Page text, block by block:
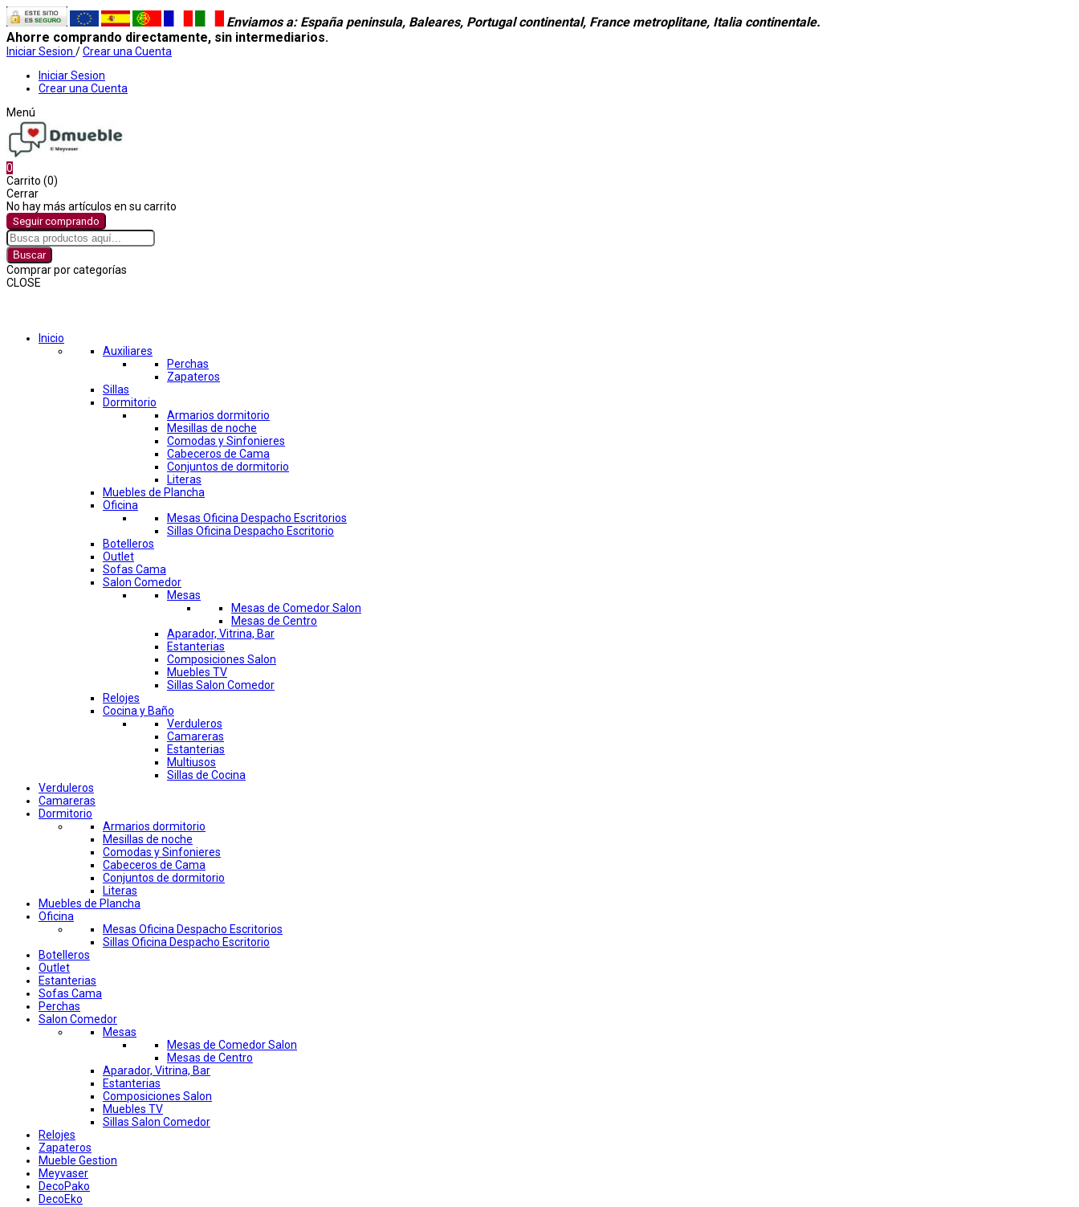
Enviamos a: España peninsula, Baleares, Portugal continental, France metroplitane, Italia continentale.
Ahorre comprando directamente, sin intermediarios.
Iniciar Sesion /Crear una Cuenta
Iniciar Sesion
Crear una Cuenta
Menú
0
Carrito (0)
Cerrar
No hay más artículos en su carrito
Seguir comprando
Buscar
Comprar por categorías
CLOSE
Inicio
Auxiliares
Perchas
Zapateros
Sillas
Dormitorio
Armarios dormitorio
Mesillas de noche
Comodas y Sinfonieres
Cabeceros de Cama
Conjuntos de dormitorio
Literas
Muebles de Plancha
Oficina
Mesas Oficina Despacho Escritorios
Sillas Oficina Despacho Escritorio
Botelleros
Outlet
Sofas Cama
Salon Comedor
Mesas
Mesas de Comedor Salon
Mesas de Centro
Aparador, Vitrina, Bar
Estanterias
Composiciones Salon
Muebles TV
Sillas Salon Comedor
Relojes
Cocina y Baño
Verduleros
Camareras
Estanterias
Multiusos
Sillas de Cocina
Verduleros
Camareras
Dormitorio
Armarios dormitorio
Mesillas de noche
Comodas y Sinfonieres
Cabeceros de Cama
Conjuntos de dormitorio
Literas
Muebles de Plancha
Oficina
Mesas Oficina Despacho Escritorios
Sillas Oficina Despacho Escritorio
Botelleros
Outlet
Estanterias
Sofas Cama
Perchas
Salon Comedor
Mesas
Mesas de Comedor Salon
Mesas de Centro
Aparador, Vitrina, Bar
Estanterias
Composiciones Salon
Muebles TV
Sillas Salon Comedor
Relojes
Zapateros
Mueble Gestion
Meyvaser
DecoPako
DecoEko